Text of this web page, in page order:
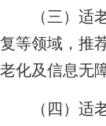
（三）适老
复等领域，推
老化及信息无
（四）适老